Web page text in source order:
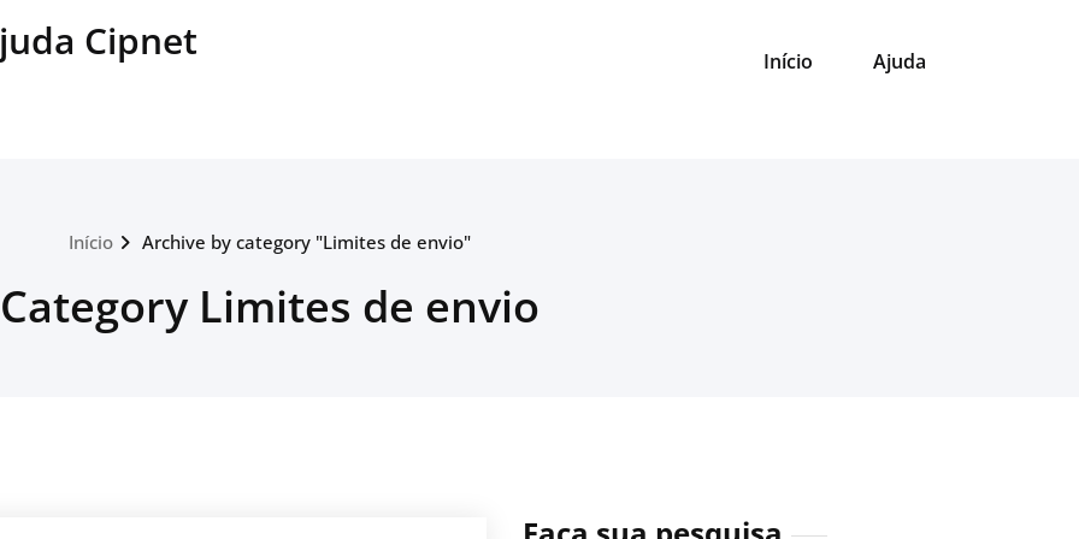
Cipnet Início Ajuda
Início Archive by category "Limites de envio"
Category Limites de envio